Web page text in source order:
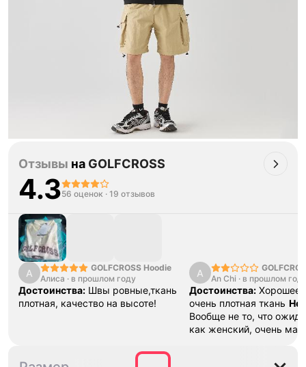
Отзывы на GOLFCROSS
4.356 оценок · 19 отзывов
А
GOLFCROSS Hoodie
Алиса · в прошлом году
Достоинства: Швы ровные,ткань
плотная, качество на высоте!
A
An Chi · в прошлом
Достоинства: Хорошее
очень плотная ткань
Вообще не то, что
как женский, очень